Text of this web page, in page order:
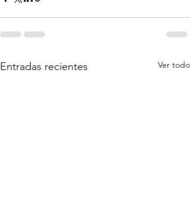
Entradas recientes Ver todo